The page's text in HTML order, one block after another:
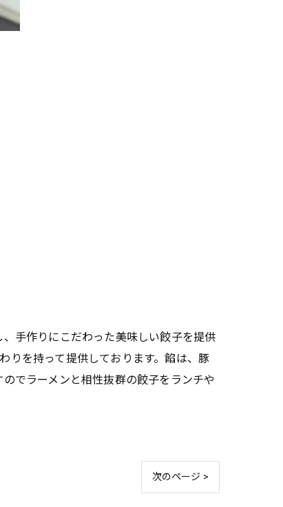
手作りにこだわった美味しい餃子を提供
りを持って提供しております。餡は、豚
でラーメンと相性抜群の餃子をランチや
次のページ >